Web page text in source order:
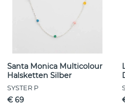
Santa Monica Multicolour
Halsketten Silber
SYSTER P
€ 69